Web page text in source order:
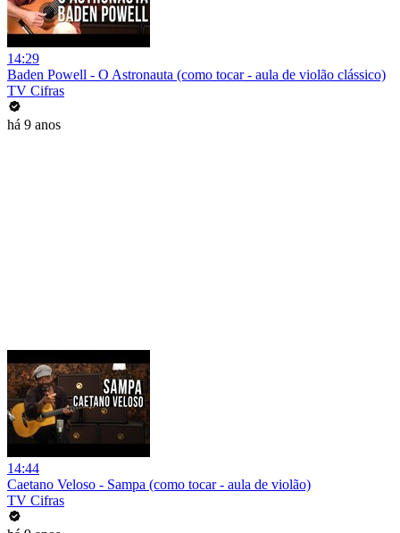
14:29
Baden Powell - O Astronauta (como tocar - aula de violão clássico)
TV Cifras
há 9 anos
14:44
Caetano Veloso - Sampa (como tocar - aula de violão)
TV Cifras